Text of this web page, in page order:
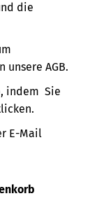
die
AGB.
indem Sie
E-Mail